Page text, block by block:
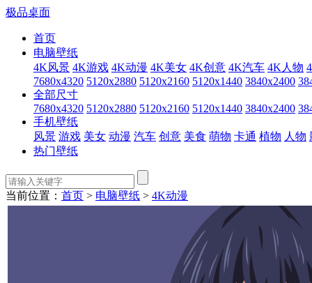
极品桌面
首页
电脑壁纸
4K风景 4K游戏 4K动漫 4K美女 4K创意 4K汽车 4K人物
7680x4320 5120x2880 5120x2160 5120x1440 3840x2400
全部尺寸
7680x4320 5120x2880 5120x2160 5120x1440 3840x2400
手机壁纸
风景 游戏 美女 动漫 汽车 创意 美食 萌物 卡通 植物 人物
热门壁纸
当前位置： 首页 > 电脑壁纸 > 4K动漫